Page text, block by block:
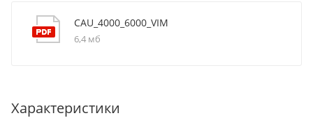
CAU_4000_6000_VIM
6,4 мб
Характеристики